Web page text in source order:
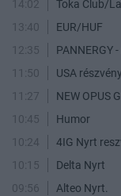
14:02
13:40
EUR/HUF
12:35
PANNERGY
11:50
USA
11:27
NEW OPUS
10:45
Humor
10:24
4IG Nyrt
10:15
Delta Nyrt
09:56
Alteo Nyrt.